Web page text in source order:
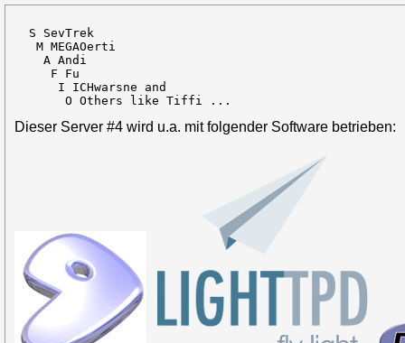
  S SevTrek
   M MEGAOerti
    A Andi
     F Fu
      I ICHwarsne and
       O Others like Tiffi ...
Dieser Server #4 wird u.a. mit folgender Software betrieben: